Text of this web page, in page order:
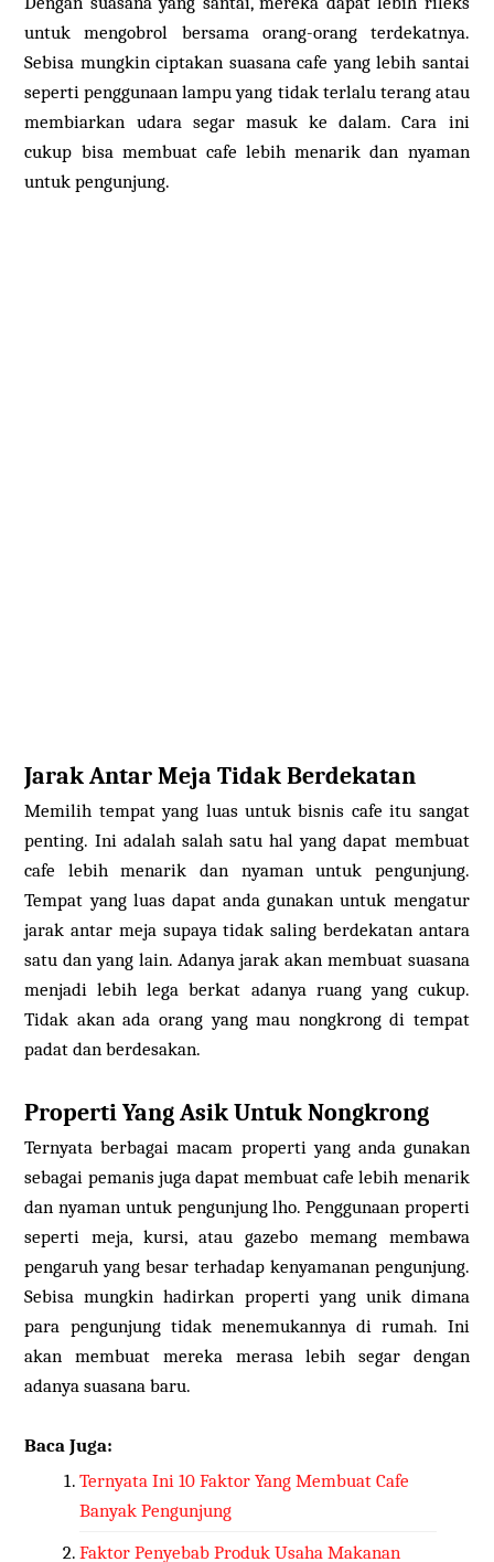
untuk mengobrol bersama orang-orang terdekatnya.
Sebisa mungkin ciptakan suasana cafe yang lebih santai
seperti penggunaan lampu yang tidak terlalu terang atau
membiarkan udara segar masuk ke dalam. Cara ini
cukup bisa membuat cafe lebih menarik dan nyaman
untuk pengunjung.
Jarak Antar Meja Tidak Berdekatan
Memilih tempat yang luas untuk bisnis cafe itu sangat
penting. Ini adalah salah satu hal yang dapat membuat
cafe lebih menarik dan nyaman untuk pengunjung.
Tempat yang luas dapat anda gunakan untuk mengatur
jarak antar meja supaya tidak saling berdekatan antara
satu dan yang lain. Adanya jarak akan membuat suasana
menjadi lebih lega berkat adanya ruang yang cukup.
Tidak akan ada orang yang mau nongkrong di tempat
padat dan berdesakan.
Properti Yang Asik Untuk Nongkrong
Ternyata berbagai macam properti yang anda gunakan
sebagai pemanis juga dapat membuat cafe lebih menarik
dan nyaman untuk pengunjung lho. Penggunaan properti
seperti meja, kursi, atau gazebo memang membawa
pengaruh yang besar terhadap kenyamanan pengunjung.
Sebisa mungkin hadirkan properti yang unik dimana
para pengunjung tidak menemukannya di rumah. Ini
akan membuat mereka merasa lebih segar dengan
adanya suasana baru.
Baca Juga:
Ternyata Ini 10 Faktor Yang Membuat Cafe
Banyak Pengunjung
Faktor Penyebab Produk Usaha Makanan